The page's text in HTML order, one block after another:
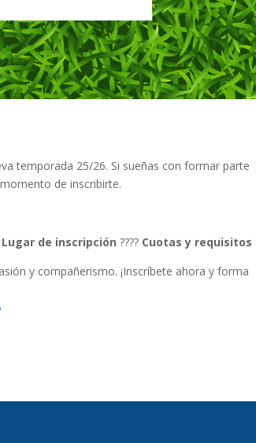
temporada 25/26. Si sueñas con formar parte
de inscribirte.
Lugar de inscripción ???? Cuotas y requisitos
y compañerismo. ¡Inscríbete ahora y forma